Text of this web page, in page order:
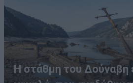
Η στάθμη του Δούναβη